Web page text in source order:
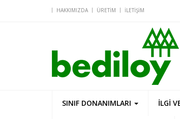
HAKKIMIZDA ÜRETIM İLETIŞIM
SINIF DONANIMLARI İLGİ